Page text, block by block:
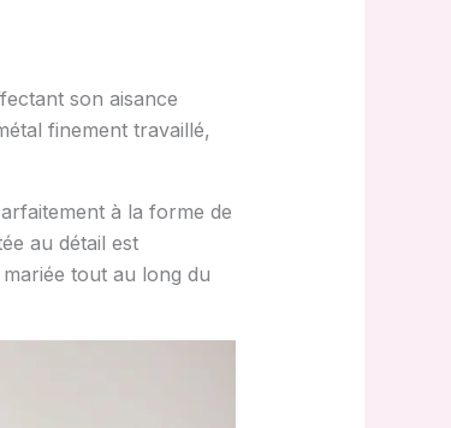
son aisance
finement travaillé,
à la forme de
au détail est
tout au long du